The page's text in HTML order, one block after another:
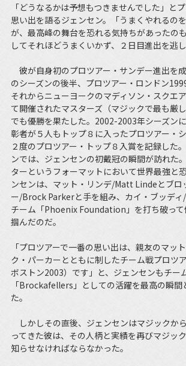
「どうなるかは予想もつきませんでした」と
思い出を語るジェンセン。「うまくやれるの
が、最高峰の舞台を恐れる気持ちがあったの
してそれほどうまくいかず、２日目進出を逃し
彼が自身初のプロツアー・サンデー進出を
のシーズンの後半、プロツアー・ロンドン
それからニューヨークのマディソン・スクエ
て開催されたマスターズ（マジックで最も厳し
でも優勝を果たした。2002-2003年シーズン
彰者が５人もトップ８に入ったプロツアー・
２度のプロツアー・トップ８入賞を記録した
ンでは、ジェンセンの初戴冠の瞬間が訪れた
ターというフォーマットにおいて世界最強と
ンセンは、マット・リンデ/Matt Lindeとブロ
ー/Brock Parkerと手を組み、カイ・ブッディ
チーム「Phoenix Foundation」を打ち破って
掴んだのだ。
「プロツアーで一番の思い出は、親友のマッ
ク・パーカーとともに制したチーム戦プロツ
ボストン2003）です」と、ジェンセンもチー
「Brockafellers」としての活躍を最高の瞬間
た。
しかしその直後、ジェンセンはマジックか
ってきた彼は、その人柄と実績を再びマジッ
知らせなければならなかった。